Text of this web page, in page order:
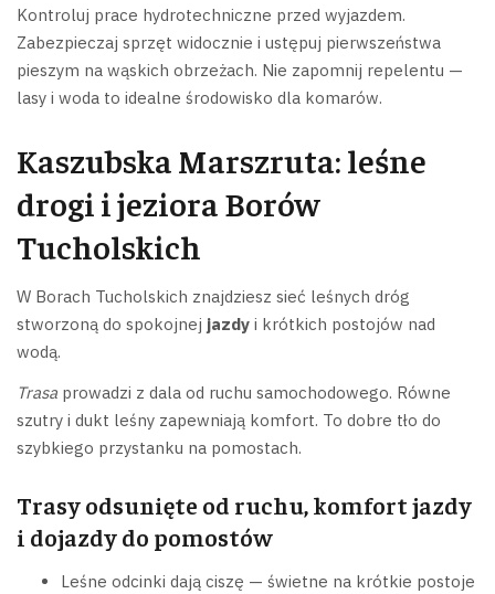
Kontroluj prace hydrotechniczne przed wyjazdem.
Zabezpieczaj sprzęt widocznie i ustępuj pierwszeństwa
pieszym na wąskich obrzeżach. Nie zapomnij repelentu —
lasy i woda to idealne środowisko dla komarów.
Kaszubska Marszruta: leśne
drogi i jeziora Borów
Tucholskich
W Borach Tucholskich znajdziesz sieć leśnych dróg
stworzoną do spokojnej jazdy i krótkich postojów nad
wodą.
Trasa prowadzi z dala od ruchu samochodowego. Równe
szutry i dukt leśny zapewniają komfort. To dobre tło do
szybkiego przystanku na pomostach.
Trasy odsunięte od ruchu, komfort jazdy
i dojazdy do pomostów
Leśne odcinki dają ciszę — świetne na krótkie postoje